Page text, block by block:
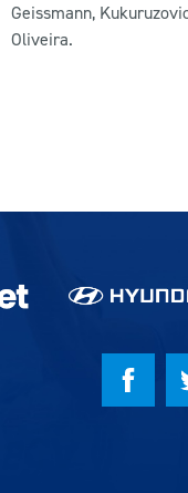
Geissmann,
Oliveira.